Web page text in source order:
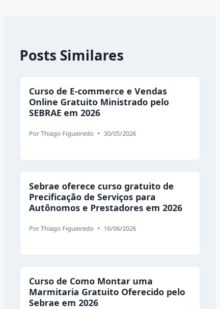
Posts Similares
Curso de E-commerce e Vendas
Online Gratuito Ministrado pelo
SEBRAE em 2026
PorThiago Figueiredo 30/05/2026
Sebrae oferece curso gratuito de
Precificação de Serviços para
Autônomos e Prestadores em 2026
PorThiago Figueiredo 16/06/2026
Curso de Como Montar uma
Marmitaria Gratuito Oferecido pelo
Sebrae em 2026